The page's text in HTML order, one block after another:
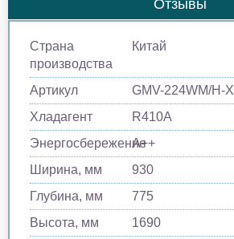
Отзывы
Страна
производства
Китай
Артикул
GMV-224WM/H-X
Хладагент
R410A
Энергосбережение
A++
Ширина, мм
930
Глубина, мм
775
Высота, мм
1690